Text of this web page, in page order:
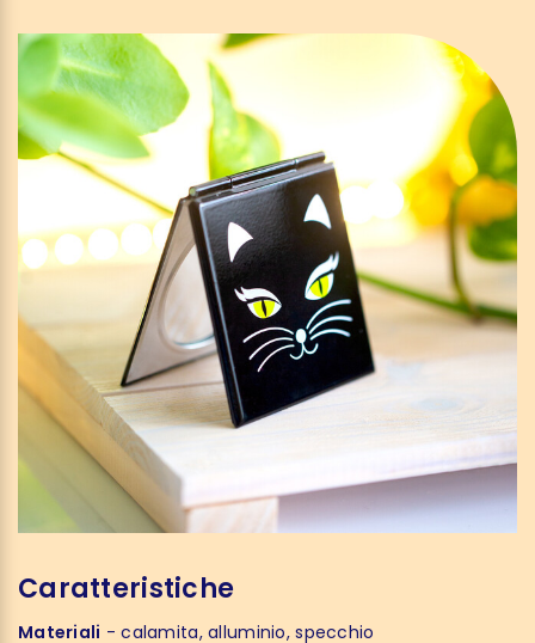
Caratteristiche
Materiali - calamita, alluminio, specchio